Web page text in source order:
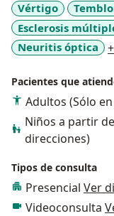
Vértigo
Esclerosis
Neuritis óptica
Pacientes que
Adultos (Sólo
Niños a partir
direcciones)
Tipos de consulta
Presencial Ver
Videoconsulta